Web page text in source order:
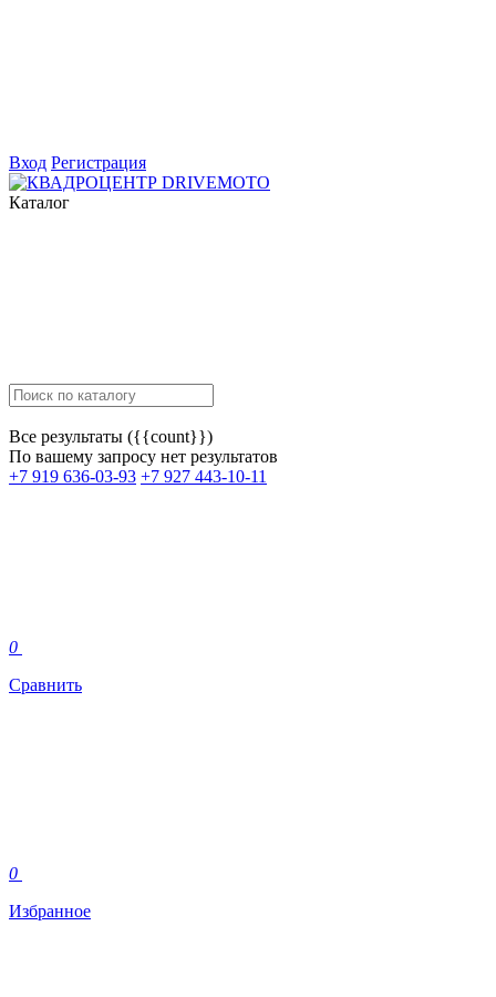
Вход Регистрация
Каталог
Все результаты ({{count}})
По вашему запросу нет результатов
+7 919 636-03-93 +7 927 443-10-11
0
Сравнить
0
Избранное